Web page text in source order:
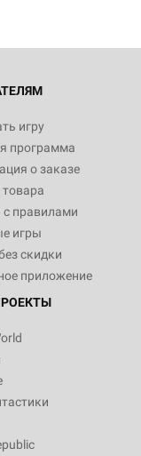
игру
программа
о заказе
правилами
игры
скидки
приложение